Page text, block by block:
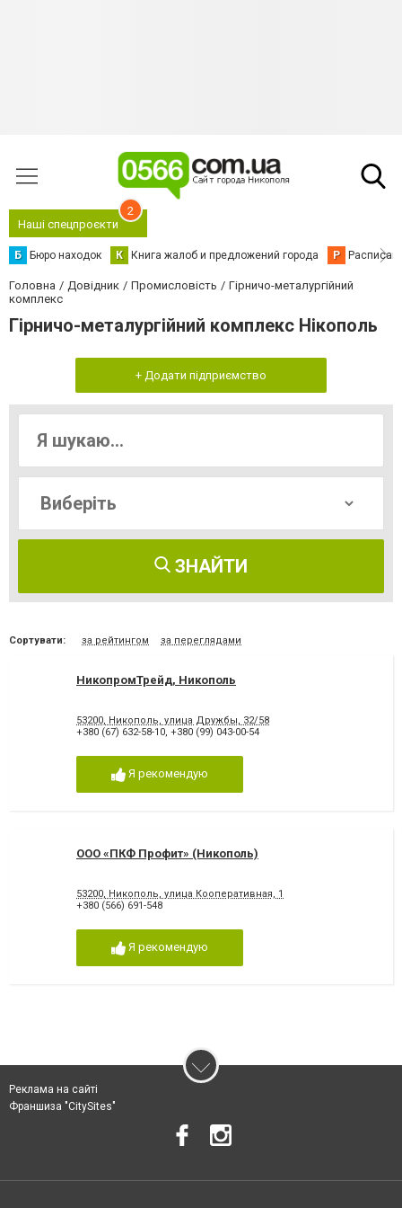
Наші спецпроєкти
2
Б Бюро находок К Книга жалоб и предложений города Р
Головна Довідник Промисловість
Гірничо-металургійний
комплекс
Гірничо-металургійний комплекс Нікополь
+ Додати підприємство
ЗНАЙТИ
Сортувати: за рейтингом за переглядами
НикопромТрейд, Никополь
53200, Никополь, улица Дружбы, 32/58
+380 (67) 632-58-10, +380 (99) 043-00-54
Я рекомендую
ООО «ПКФ Профит» (Никополь)
53200, Никополь, улица Кооперативная, 1
+380 (566) 691-548
Я рекомендую
Реклама на сайті
Франшиза "CitySites"